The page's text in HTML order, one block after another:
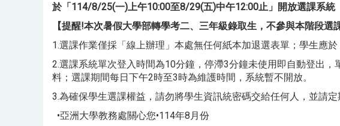
於「114/8/25(一)上午10:00至8/29(五)中午12:00止」開放選課系統
【提醒!本次暑假大學部轉學考二、三年級錄取生，不參與本階段選
1.選課作業僅採「線上辦理」本處無任何紙本加退選表單；學生應
2.選課系統單次登入時間為10分鐘，停滯3分鐘未使用即自動登出
料；選課期間每日下午2時至3時為維護時間，系統暫不開放。
3.為確保學生選課權益，請勿將學生資訊統密碼交給任何人，並請定
•亞洲大學教務處關心您•114年8月份